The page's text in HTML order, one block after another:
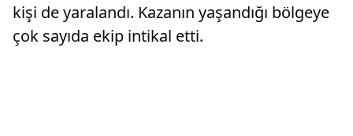
kişi de yaralandı. Kazanın yaşandığı bölgeye
çok sayıda ekip intikal etti.